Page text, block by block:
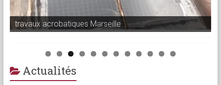
travaux acrobatiques Marseille
Actualités